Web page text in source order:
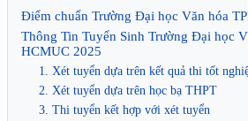
Điểm chuẩn Trường Đại học Văn hóa
Thông Tin Tuyển Sinh Trường Đại học
HCMUC 2025
1. Xét tuyển dựa trên kết quả thi tốt
2. Xét tuyển dựa trên học bạ THPT
3. Thi tuyển kết hợp với xét tuyển